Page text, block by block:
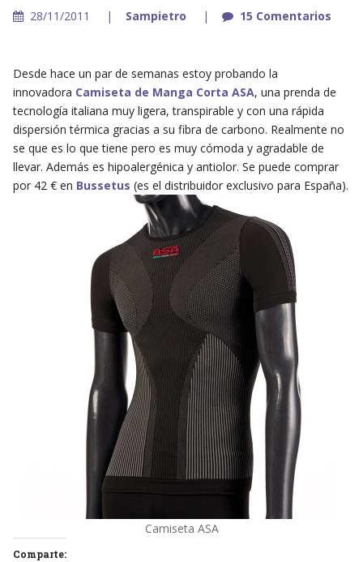
28/11/2011 Sampietro 15 Comentarios
Desde hace un par de semanas estoy probando la
innovadora Camiseta de Manga Corta ASA, una prenda de
tecnología italiana muy ligera, transpirable y con una rápida
dispersión térmica gracias a su fibra de carbono. Realmente no
se que es lo que tiene pero es muy cómoda y agradable de
llevar. Además es hipoalergénica y antiolor. Se puede comprar
por 42 € en Bussetus (es el distribuidor exclusivo para España).
Camiseta ASA
Comparte: